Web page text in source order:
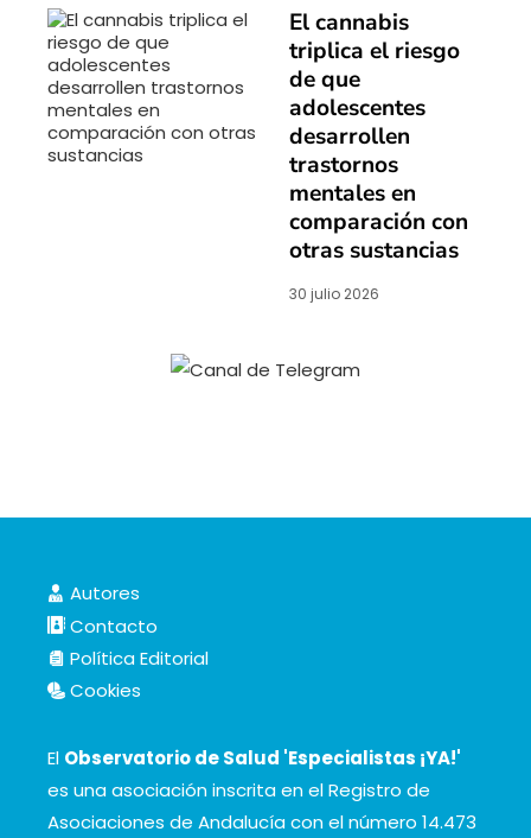
El cannabis
triplica el riesgo
de que
adolescentes
desarrollen
trastornos
mentales en
comparación con
otras sustancias
30 julio 2026
Autores
Contacto
Política Editorial
Cookies
El Observatorio de Salud 'Especialistas ¡YA!'
es una asociación inscrita en el Registro de
Asociaciones de Andalucía con el número 14.473